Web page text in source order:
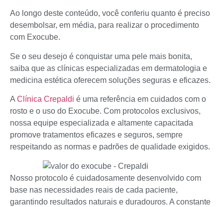
Ao longo deste conteúdo, você conferiu quanto é preciso
desembolsar, em média, para realizar o procedimento
com Exocube.
Se o seu desejo é conquistar uma pele mais bonita,
saiba que as clínicas especializadas em dermatologia e
medicina estética oferecem soluções seguras e eficazes.
A Clínica Crepaldi é uma referência em cuidados com o
rosto e o uso do Exocube. Com protocolos exclusivos,
nossa equipe especializada e altamente capacitada
promove tratamentos eficazes e seguros, sempre
respeitando as normas e padrões de qualidade exigidos.
Nosso protocolo é cuidadosamente desenvolvido com
base nas necessidades reais de cada paciente,
garantindo resultados naturais e duradouros. A constante